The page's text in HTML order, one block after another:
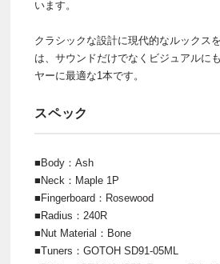
います。
クラシックな設計に現代的なルックス
は、サウンドだけでなくビジュアルに
ヤーに最適な1本です。
スペック
■Body：Ash
■Neck：Maple 1P
■Fingerboard：Rosewood
■Radius：240R
■Nut Material：Bone
■Tuners：GOTOH SD91-05ML